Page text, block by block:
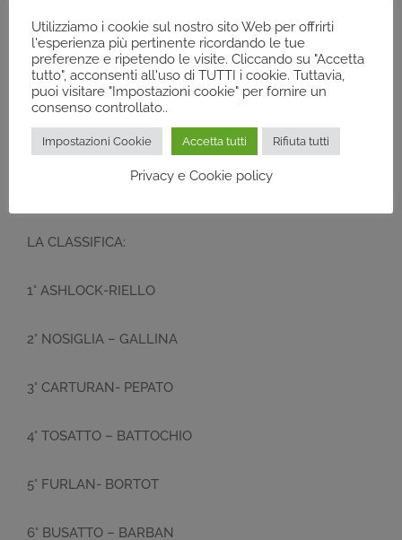
fronti, in particolare il primo sponsor del club l’azienda
bolognese Pro Tackles con i marchi Molix e Omtd,
Denmark fishing Lodge, Boscolo sport di Preganziol di
Treviso, Piranahscraft di Padova e Bertoni eyewear.
LA CLASSIFICA:
1° ASHLOCK-RIELLO
2° NOSIGLIA – GALLINA
3° CARTURAN- PEPATO
4° TOSATTO – BATTOCHIO
5° FURLAN- BORTOT
6° BUSATTO – BARBAN
Utilizziamo i cookie sul nostro sito Web per offrirti
l'esperienza più pertinente ricordando le tue
preferenze e ripetendo le visite. Cliccando su "Accetta
tutto", acconsenti all'uso di TUTTI i cookie. Tuttavia,
puoi visitare "Impostazioni cookie" per fornire un
consenso controllato..
Impostazioni Cookie Accetta tutti Rifiuta tutti
Privacy e Cookie policy